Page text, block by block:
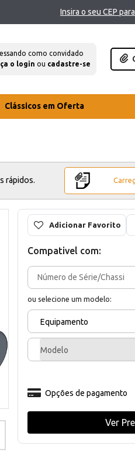
Insira o seu CEP
como convidado
o login ou cadastre-se
Clássicos em Oferta
rápidos.
Adicionar Favorito
Compativel com:
ou selecione um modelo:
Equipamento
Modelo
Opções de pagamento
Ver